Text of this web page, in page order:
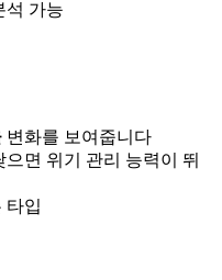
석 가능
변화를 보여줍니다
면 위기 관리 능력이 뛰
타입